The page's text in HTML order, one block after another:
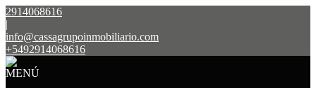
2914068616
|
info@cassagrupoinmobiliario.com
+5492914068616
MENÚ